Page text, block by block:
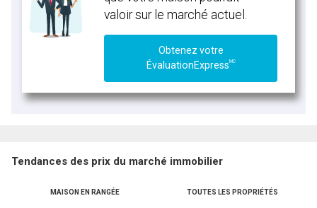
valoir sur le marché actuel.
Obtenez votre
ÉvaluationExpressMC
Tendances des prix du marché immobilier
MAISON EN RANGÉE TOUTES LES PROPRIÉTÉS